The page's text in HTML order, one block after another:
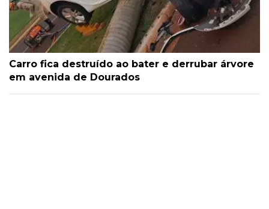
Carro fica destruído ao bater e derrubar árvore
em avenida de Dourados